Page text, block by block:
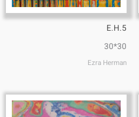
E.H.5
30*30
Ezra Herman